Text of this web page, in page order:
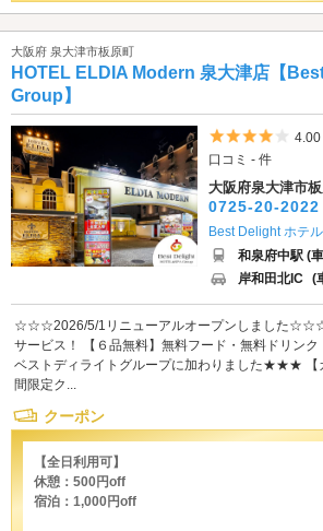
大阪府 泉大津市板原町
HOTEL ELDIA Modern 泉大津店【
Group】
5つ
4.00
口コミ - 件
大阪府泉大津市
0725-20-2022
Best Delight ホテ
和泉府中駅 (
岸和田北IC (
☆☆☆2026/5/1リニューアルオープンしました☆☆☆
サービス！ 【６品無料】無料フード・無料ドリン
ベストディライトグループに加わりました★★★ 【
間限定ク...
クーポン
【全日利用可】
休憩：500円off
宿泊：1,000円off